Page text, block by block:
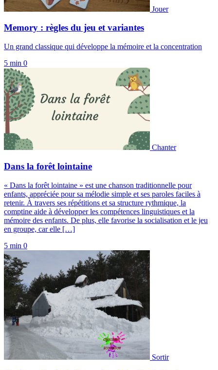
Jouer
Memory : règles du jeu et variantes
Un grand classique qui développe la mémoire et la concentration
5 min 0
Chanter
Dans la forêt lointaine
« Dans la forêt lointaine » est une chanson traditionnelle pour
enfants, appréciée pour sa mélodie simple et ses paroles faciles à
retenir. À travers ses répétitions et sa structure rythmique, la
comptine aide à développer les compétences linguistiques et la
mémoire des enfants. De plus, elle favorise la socialisation et le jeu
en groupe, car elle […]
5 min 0
Sortir